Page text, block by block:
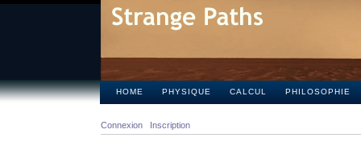
HOME PHYSIQUE CALCUL PHILOSOPHIE
Connexion Inscription